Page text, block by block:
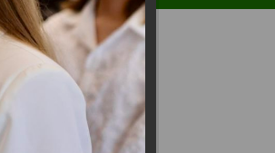
города